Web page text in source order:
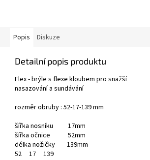
Popis Diskuze
Detailní popis produktu
Flex - brýle s flexe kloubem pro snažší
nasazování a sundávání
rozměr obruby : 52-17-139 mm
šířka nosníku 17mm
šířka očnice 52mm
délka nožičky 139mm
52
17 139